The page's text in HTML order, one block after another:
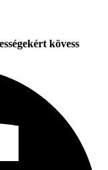
kövess